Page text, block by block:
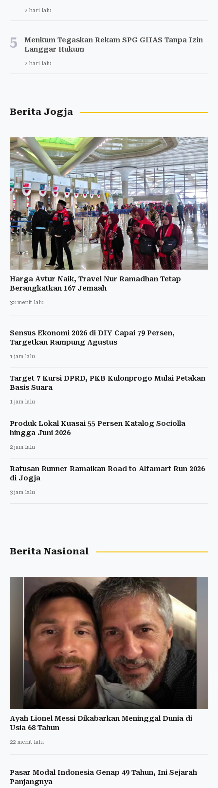
2 hari lalu
5
Menkum Tegaskan Rekam SPG GIIAS Tanpa Izin
Langgar Hukum
2 hari lalu
Berita Jogja
Harga Avtur Naik, Travel Nur Ramadhan Tetap
Berangkatkan 167 Jemaah
32 menit lalu
Sensus Ekonomi 2026 di DIY Capai 79 Persen,
Targetkan Rampung Agustus
1 jam lalu
Target 7 Kursi DPRD, PKB Kulonprogo Mulai Petakan
Basis Suara
1 jam lalu
Produk Lokal Kuasai 55 Persen Katalog Sociolla
hingga Juni 2026
2 jam lalu
Ratusan Runner Ramaikan Road to Alfamart Run 2026
di Jogja
3 jam lalu
Berita Nasional
Ayah Lionel Messi Dikabarkan Meninggal Dunia di
Usia 68 Tahun
22 menit lalu
Pasar Modal Indonesia Genap 49 Tahun, Ini Sejarah
Panjangnya